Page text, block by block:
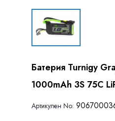
Батерия Turnigy
1000mAh 3S 75C
Артикулен Nо: